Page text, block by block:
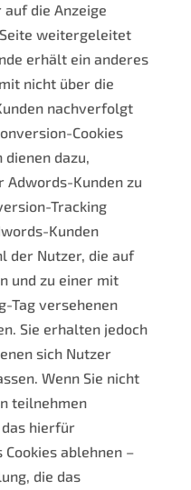
die Anzeige
weitergeleitet
erhält ein anderes
nicht über die
nachverfolgt
Cookies
dazu,
Adwords-Kunden zu
Tracking
Kunden
der Nutzer, die auf
und zu einer mit
Tag versehenen
Sie erhalten jedoch
sich Nutzer
Wenn Sie nicht
teilnehmen
das hierfür
ablehnen –
die das